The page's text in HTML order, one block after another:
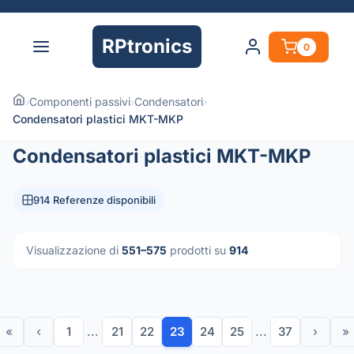
RPtronics 0
›Componenti passivi›Condensatori›
Condensatori plastici MKT-MKP
Condensatori plastici MKT-MKP
914 Referenze disponibili
Visualizzazione di 551–575 prodotti su 914
« ‹ 1 ... 21 22 23 24 25 ... 37 › »